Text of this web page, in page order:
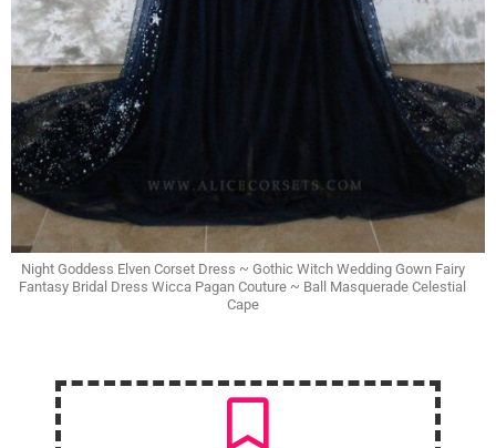
Night Goddess Elven Corset Dress ~ Gothic Witch Wedding Gown Fairy
Fantasy Bridal Dress Wicca Pagan Couture ~ Ball Masquerade Celestial
Cape